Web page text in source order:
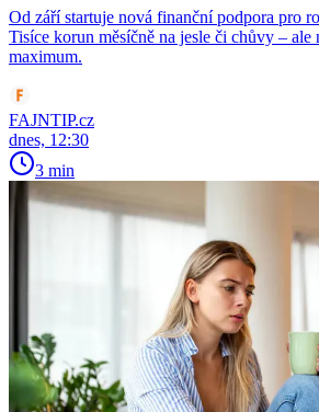
Od září startuje nová finanční podpora pro
Tisíce korun měsíčně na jesle či chůvy – ale
maximum.
FAJNTIP.cz
dnes, 12:30
3 min